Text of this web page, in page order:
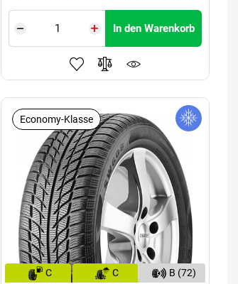
In den Warenkorb
Economy-Klasse
C C B (72)